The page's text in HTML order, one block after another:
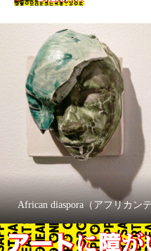
African diaspora（アフリカン